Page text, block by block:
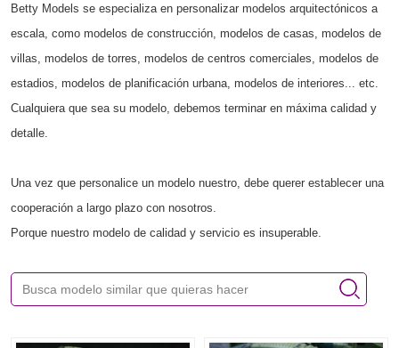
Betty Models se especializa en personalizar modelos arquitectónicos a
escala, como modelos de construcción, modelos de casas, modelos de
villas, modelos de torres, modelos de centros comerciales, modelos de
estadios, modelos de planificación urbana, modelos de interiores... etc.
Cualquiera que sea su modelo, debemos terminar en máxima calidad y
detalle.
Una vez que personalice un modelo nuestro, debe querer establecer una
cooperación a largo plazo con nosotros.
Porque nuestro modelo de calidad y servicio es insuperable.